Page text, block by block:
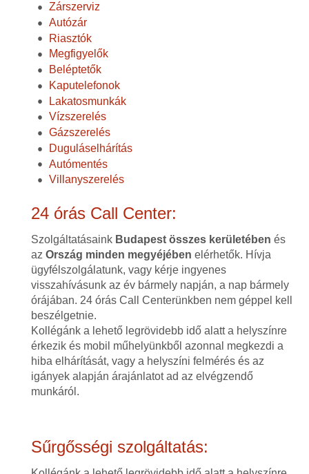
Zárszerviz
Autózár
Riasztók
Megfigyelők
Beléptetők
Kaputelefonok
Lakatosmunkák
Vízszerelés
Gázszerelés
Duguláselhárítás
Autómentés
Villanyszerelés
24 órás Call Center:
Szolgáltatásaink Budapest összes kerületében és
az Ország minden megyéjében elérhetők. Hívja
ügyfélszolgálatunk, vagy kérje ingyenes
visszahívásunk az év bármely napján, a nap bármely
órájában. 24 órás Call Centerünkben nem géppel kell
beszélgetnie.
Kollégánk a lehető legrövidebb idő alatt a helyszínre
érkezik és mobil műhelyünkből azonnal megkezdi a
hiba elhárítását, vagy a helyszíni felmérés és az
igányek alapján árajánlatot ad az elvégzendő
munkáról.
Sűrgősségi szolgáltatás: